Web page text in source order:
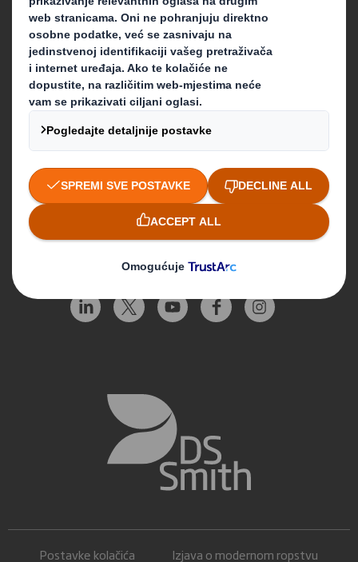
Stupimo u kontakt
Naše lokacije
Newsletter
Kontaktirajte nas
Pratite nas
Postavke kolačića Izjava o modernom ropstvu